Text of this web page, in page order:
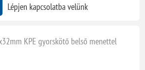
Lépjen kapcsolatba velünk
KPE gyorskötő belső menettel